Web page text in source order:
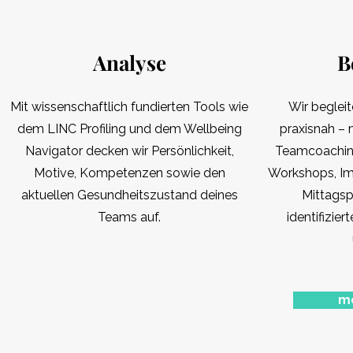
Analyse
Mit wissenschaftlich fundierten Tools wie
dem LINC Profiling und dem Wellbeing
Navigator decken wir Persönlichkeit,
Motive, Kompetenzen sowie den
aktuellen Gesundheitszustand deines
Teams auf.
Wir
praxisnah –
Workshops,